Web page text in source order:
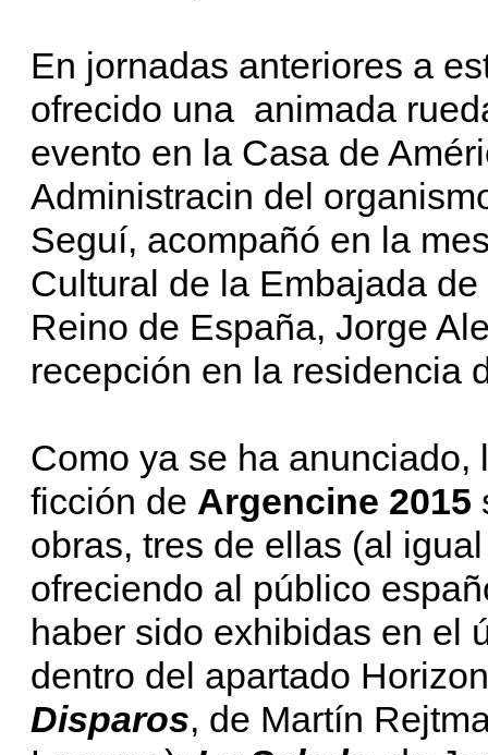
En jornadas anteriores a
ofrecido una animada
evento en la Casa de
Administracin del
Seguí, acompañó en la
Cultural de la Embajada
Reino de España, Jorge
recepción en la residencia
Como ya se ha
ficción de Argencine 2015
obras, tres de ellas (al
ofreciendo al público
haber sido exhibidas en el
dentro del apartado
Disparos, de Martín